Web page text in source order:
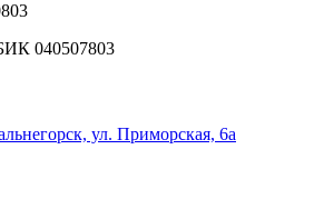
040507803
ул. Приморская, 6а